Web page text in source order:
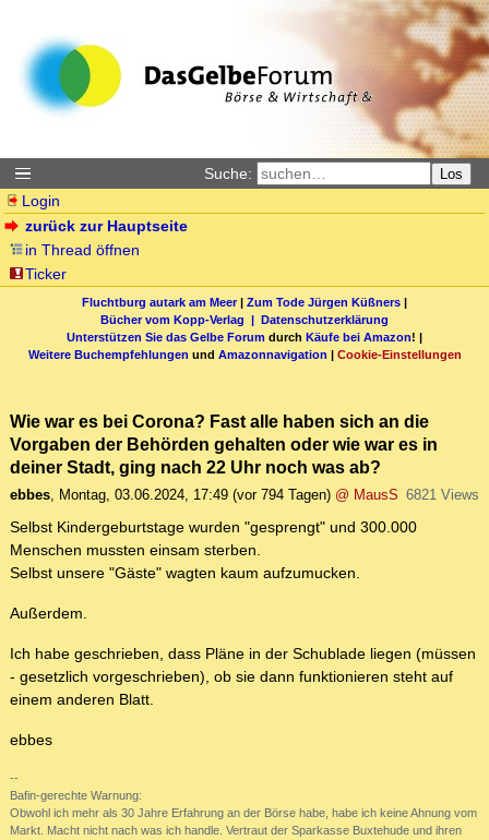
Suche: Los
Login
zurück zur Hauptseite
in Thread öffnen
Ticker
Fluchtburg autark am Meer| Zum Tode Jürgen Küßners |
Bücher vom Kopp-Verlag | Datenschutzerklärung
Unterstützen Sie das Gelbe Forum durch Käufe bei Amazon! |
Weitere Buchempfehlungen und Amazonnavigation | Cookie-Einstellungen
Wie war es bei Corona? Fast alle haben sich an die
Vorgaben der Behörden gehalten oder wie war es in
deiner Stadt, ging nach 22 Uhr noch was ab?
ebbes, Montag, 03.06.2024, 17:49 (vor 794 Tagen) @ MausS 6821 Views
Selbst Kindergeburtstage wurden "gesprengt" und 300.000
Menschen mussten einsam sterben.
Selbst unsere "Gäste" wagten kaum aufzumucken.
Außerdem.
Ich habe geschrieben, dass Pläne in der Schublade liegen (müssen
- gesetzlich vorgeschrieben), ob sie dann funktionieren steht auf
einem anderen Blatt.
ebbes
--
Bafin-gerechte Warnung:
Obwohl ich mehr als 30 Jahre Erfahrung an der Börse habe, habe ich keine Ahnung vom
Markt. Macht nicht nach was ich handle. Vertraut der Sparkasse Buxtehude und ihren